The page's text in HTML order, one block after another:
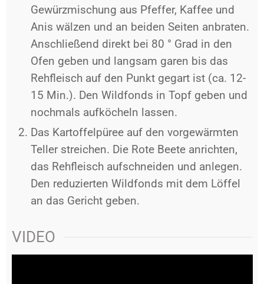
Gewürzmischung aus Pfeffer, Kaffee und
Anis wälzen und an beiden Seiten anbraten.
Anschließend direkt bei 80 ° Grad in den
Ofen geben und langsam garen bis das
Rehfleisch auf den Punkt gegart ist (ca. 12-
15 Min.). Den Wildfonds in Topf geben und
nochmals aufköcheln lassen.
Das Kartoffelpüree auf den vorgewärmten
Teller streichen. Die Rote Beete anrichten,
das Rehfleisch aufschneiden und anlegen.
Den reduzierten Wildfonds mit dem Löffel
an das Gericht geben.
VIDEO